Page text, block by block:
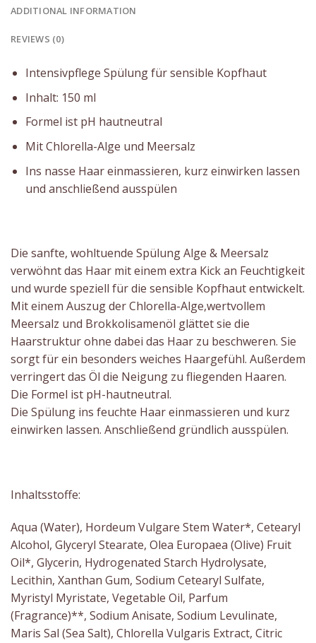
ADDITIONAL INFORMATION
REVIEWS (0)
Intensivpflege Spülung für sensible Kopfhaut
Inhalt: 150 ml
Formel ist pH hautneutral
Mit Chlorella-Alge und Meersalz
Ins nasse Haar einmassieren, kurz einwirken lassen
und anschließend ausspülen
Die sanfte, wohltuende Spülung Alge & Meersalz
verwöhnt das Haar mit einem extra Kick an Feuchtigkeit
und wurde speziell für die sensible Kopfhaut entwickelt.
Mit einem Auszug der Chlorella-Alge,wertvollem
Meersalz und Brokkolisamenöl glättet sie die
Haarstruktur ohne dabei das Haar zu beschweren. Sie
sorgt für ein besonders weiches Haargefühl. Außerdem
verringert das Öl die Neigung zu fliegenden Haaren.
Die Formel ist pH-hautneutral.
Die Spülung ins feuchte Haar einmassieren und kurz
einwirken lassen. Anschließend gründlich ausspülen.
Inhaltsstoffe:
Aqua (Water), Hordeum Vulgare Stem Water*, Cetearyl
Alcohol, Glyceryl Stearate, Olea Europaea (Olive) Fruit
Oil*, Glycerin, Hydrogenated Starch Hydrolysate,
Lecithin, Xanthan Gum, Sodium Cetearyl Sulfate,
Myristyl Myristate, Vegetable Oil, Parfum
(Fragrance)**, Sodium Anisate, Sodium Levulinate,
Maris Sal (Sea Salt), Chlorella Vulgaris Extract, Citric